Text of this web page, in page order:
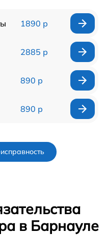
1890 р
2885 р
890 р
890 р
в Барнауле